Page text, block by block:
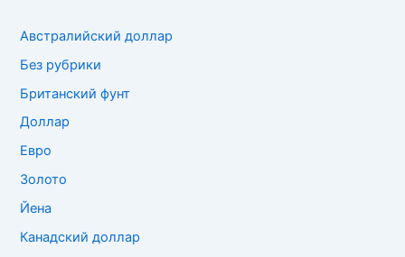
Австралийский доллар
Без рубрики
Британский фунт
Доллар
Евро
Золото
Йена
Канадский доллар